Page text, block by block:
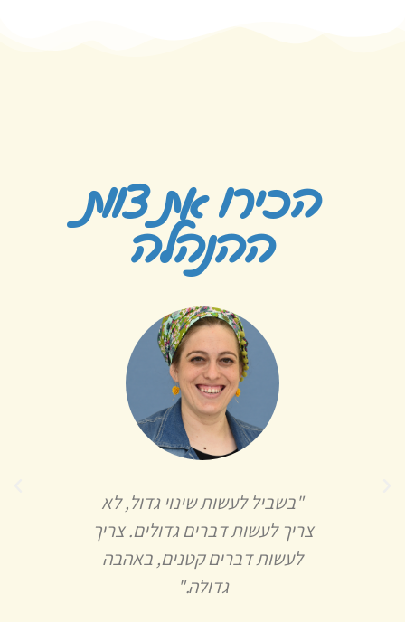
הכירו את צוות
ההנהלה
"בשביל לעשות שינוי גדול, לא
צריך לעשות דברים גדולים. צריך
לעשות דברים קטנים, באהבה
גדולה."